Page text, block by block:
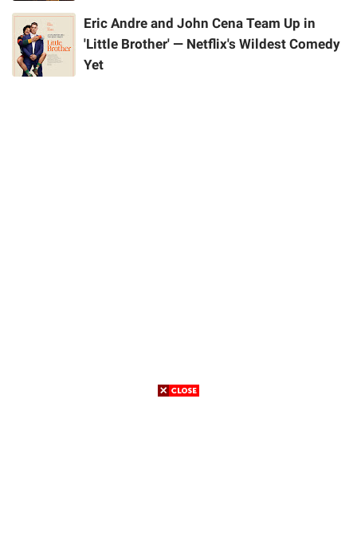
Eric Andre and John Cena Team Up in
'Little Brother' — Netflix's Wildest Comedy
Yet